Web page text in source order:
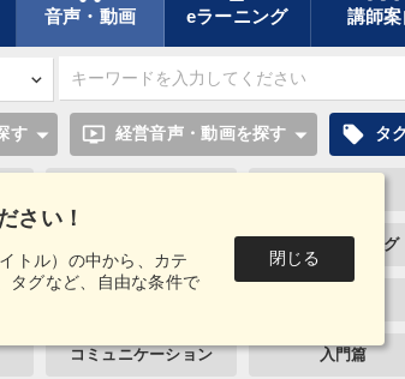
音声・動画 eラーニング 講師
さい！
トル）の中から、カテ
タグなど、自由な条件で
閉じる
す ondemand_video 経営音声・動画を探す local_offer タ
ブランディング
コミュニケーション 入門篇